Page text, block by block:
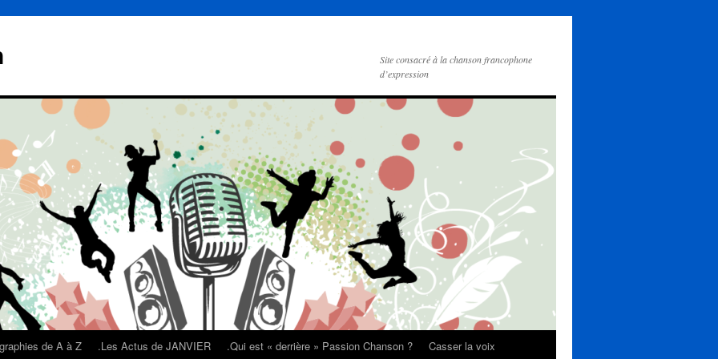
Site consacré à la chanson francophone
d’expression
de A à Z .Les Actus de JANVIER .Qui est « derrière » Passion Chanson ?
Casser la voix